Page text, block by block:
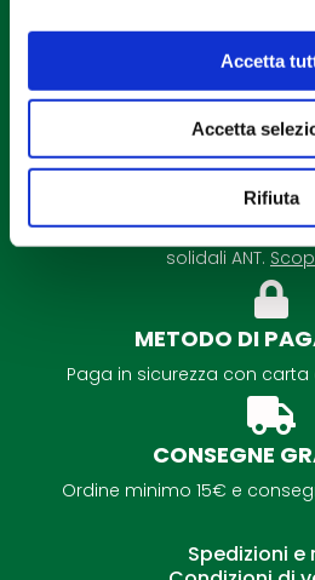
Accetta
Accetta
Rifiuta
DETRAZIONE
É possibile la detrazione
solidali ANT.
METODO DI
Paga in sicurezza con carta
CONSEGNE
Ordine minimo 15€ e
Spedizioni e